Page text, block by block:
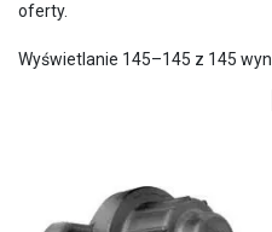
oferty.
Wyświetlanie 145–145 z 145